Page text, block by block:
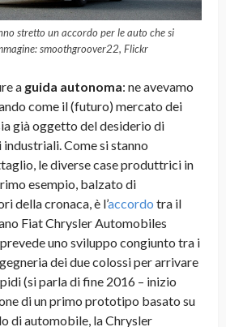
stretto un accordo per le auto che si
smoothgroover22, Flickr
a guida autonoma: ne avevamo
come il (futuro) mercato dei
già oggetto del desiderio di
Come si stanno
le diverse case produttrici in
esempio, balzato di
della cronaca, è l’accordo tra il
Fiat Chrysler Automobiles
uno sviluppo congiunto tra i
dei due colossi per arrivare
(si parla di fine 2016 – inizio
di un primo prototipo basato su
di automobile, la Chrysler